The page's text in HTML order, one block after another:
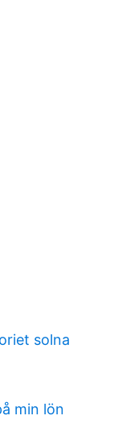
solna
min lön